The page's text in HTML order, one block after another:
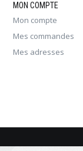
MON COMPTE
Mon compte
Mes commandes
Mes adresses